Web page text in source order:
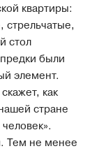
квартиры:
стол
были
элемент.
как
стране
Тем не менее